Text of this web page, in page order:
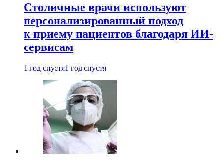
Столичные врачи используют
персонализированный подход
к приему пациентов благодаря ИИ-
сервисам
1 год спустя1 год спустя